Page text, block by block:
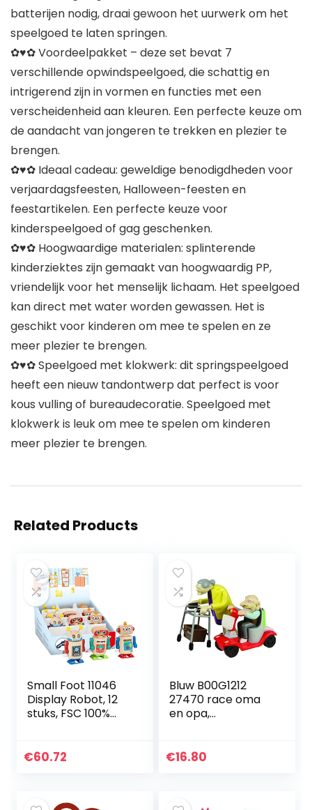
batterijen nodig, draai gewoon het uurwerk om het
speelgoed te laten springen.
✿♥✿ Voordeelpakket – deze set bevat 7
verschillende opwindspeelgoed, die schattig en
intrigerend zijn in vormen en functies met een
verscheidenheid aan kleuren. Een perfecte keuze om
de aandacht van jongeren te trekken en plezier te
brengen.
✿♥✿ Ideaal cadeau: geweldige benodigdheden voor
verjaardagsfeesten, Halloween-feesten en
feestartikelen. Een perfecte keuze voor
kinderspeelgoed of gag geschenken.
✿♥✿ Hoogwaardige materialen: splinterende
kinderziektes zijn gemaakt van hoogwaardig PP,
vriendelijk voor het menselijk lichaam. Het speelgoed
kan direct met water worden gewassen. Het is
geschikt voor kinderen om mee te spelen en ze
meer plezier te brengen.
✿♥✿ Speelgoed met klokwerk: dit springspeelgoed
heeft een nieuw tandontwerp dat perfect is voor
kous vulling of bureaudecoratie. Speelgoed met
klokwerk is leuk om mee te spelen om kinderen
meer plezier te brengen.
Related Products
Small Foot 11046
Display Robot, 12
stuks, FSC 100%
van houten
€60.72
Bluw B00G1212
27470 race oma
en opa,
2 grannies, cadeau
€16.80